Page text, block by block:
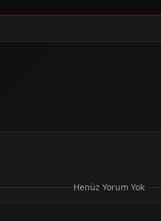
Henüz Yorum Yok